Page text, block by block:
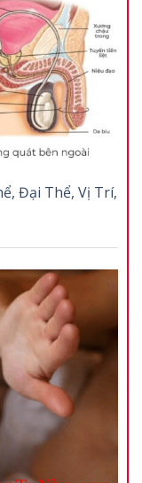
Đại Thể, Vị Trí,